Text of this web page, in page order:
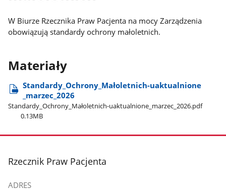
W Biurze Rzecznika Praw Pacjenta na mocy Zarządzenia
obowiązują standardy ochrony małoletnich.
Materiały
Standardy​_Ochrony​_Małoletnich-uaktualnione​
_marzec​_2026
Standardy​_Ochrony​_Małoletnich-uaktualnione​_marzec​_2026.pdf
0.13MB
stopka
Rzecznik Praw Pacjenta
ADRES